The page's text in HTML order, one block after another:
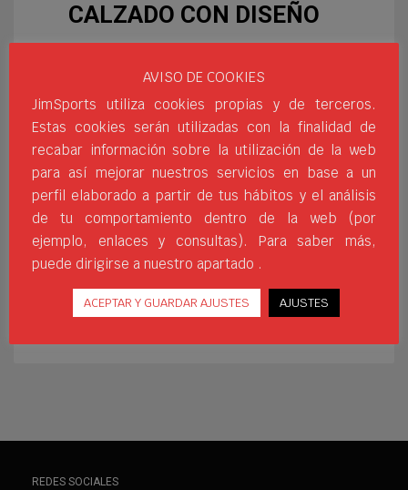
CALZADO CON DISEÑO
meses nuestro equipo de
diseño y producto ha estado
buscando modelos de
calzado que se adapten a las necesidades
actuales. Gracias a ello hemos preparado
una colección centrada por una parte en
el outdoor y otra en la línea más casual de
CALZADO JIM SPORTS
CALZADO OUTDOOR
MODA DEPORTIVA
NOVEDADES JIM SPORTS
REDES SOCIALES
AVISO DE COOKIES
JimSports utiliza cookies propias y de terceros.
Estas cookies serán utilizadas con la finalidad de
recabar información sobre la utilización de la web
para así mejorar nuestros servicios en base a un
perfil elaborado a partir de tus hábitos y el análisis
de tu comportamiento dentro de la web (por
ejemplo, enlaces y consultas). Para saber más,
puede dirigirse a nuestro apartado .
ACEPTAR Y GUARDAR AJUSTES AJUSTES